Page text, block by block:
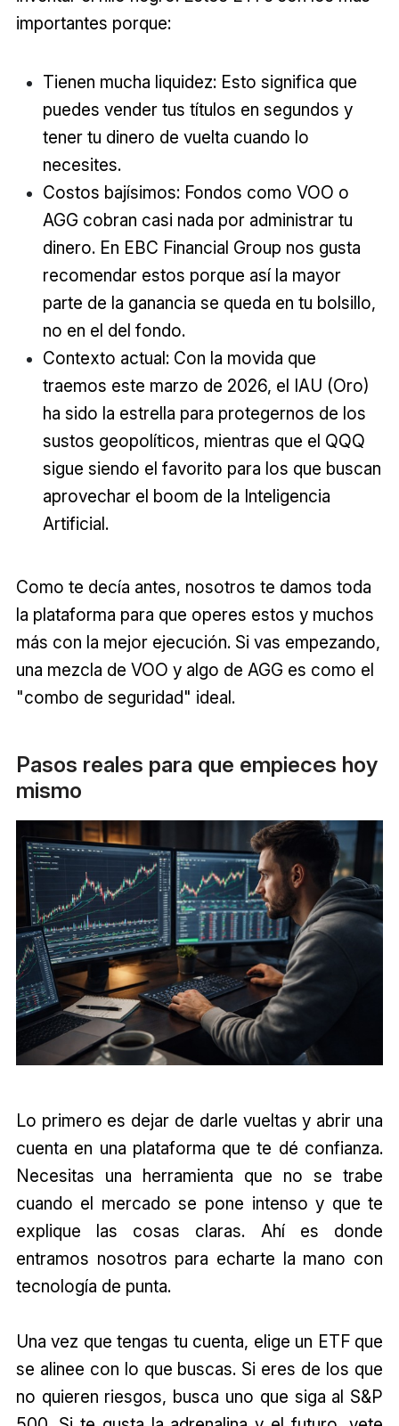
importantes porque:
Tienen mucha liquidez: Esto significa que
puedes vender tus títulos en segundos y
tener tu dinero de vuelta cuando lo
necesites.
Costos bajísimos: Fondos como VOO o
AGG cobran casi nada por administrar tu
dinero. En EBC Financial Group nos gusta
recomendar estos porque así la mayor
parte de la ganancia se queda en tu bolsillo,
no en el del fondo.
Contexto actual: Con la movida que
traemos este marzo de 2026, el IAU (Oro)
ha sido la estrella para protegernos de los
sustos geopolíticos, mientras que el QQQ
sigue siendo el favorito para los que buscan
aprovechar el boom de la Inteligencia
Artificial.
Como te decía antes, nosotros te damos toda
la plataforma para que operes estos y muchos
más con la mejor ejecución. Si vas empezando,
una mezcla de VOO y algo de AGG es como el
"combo de seguridad" ideal.
Pasos reales para que empieces hoy
mismo
Lo primero es dejar de darle vueltas y abrir una
cuenta en una plataforma que te dé confianza.
Necesitas una herramienta que no se trabe
cuando el mercado se pone intenso y que te
explique las cosas claras. Ahí es donde
entramos nosotros para echarte la mano con
tecnología de punta.
Una vez que tengas tu cuenta, elige un ETF que
se alinee con lo que buscas. Si eres de los que
no quieren riesgos, busca uno que siga al S&P